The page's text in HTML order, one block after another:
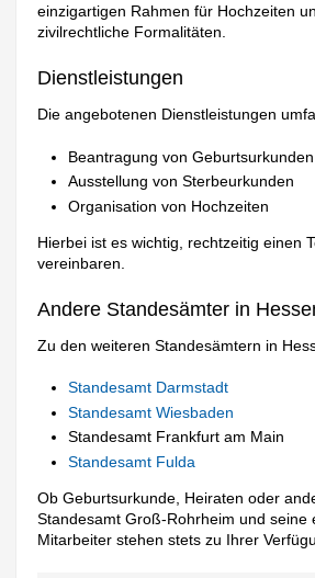
einzigartigen Rahmen für Hochzeiten
zivilrechtliche Formalitäten.
Dienstleistungen
Die angebotenen Dienstleistungen
Beantragung von Geburtsurkunden
Ausstellung von Sterbeurkunden
Organisation von Hochzeiten
Hierbei ist es wichtig, rechtzeitig einen
vereinbaren.
Andere Standesämter in
Zu den weiteren Standesämtern in
Standesamt Darmstadt
Standesamt Wiesbaden
Standesamt Frankfurt am Main
Standesamt Fulda
Ob Geburtsurkunde, Heiraten oder
Standesamt Groß-Rohrheim und seine
Mitarbeiter stehen stets zu Ihrer